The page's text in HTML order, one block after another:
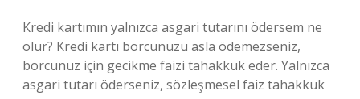
Kredi kartımın yalnızca asgari tutarını ödersem ne
olur? Kredi kartı borcunuzu asla ödemezseniz,
borcunuz için gecikme faizi tahakkuk eder. Yalnızca
asgari tutarı öderseniz, sözleşmesel faiz tahakkuk